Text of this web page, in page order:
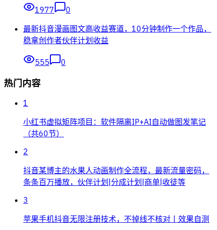
1977
0
最新抖音漫画图文高收益赛道，10分钟制作一个作品，
稳拿创作者伙伴计划收益
555 0
热门内容
1
小红书虚拟矩阵项目：软件隔离IP+AI自动做图发笔记
（共60节）
2
抖音某博主的水果人动画制作全流程，最新流量密码，
条条百万播放，伙伴计划|分成计划|商单|收徒等
3
苹果手机抖音无限注册技术，不掉线不核对丨效果自测